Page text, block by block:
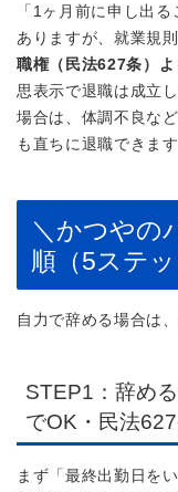
「1ヶ月前に申し出
ありますが、就業規
職権（民法627条）
思表示で退職は成立
場合は、体調不良な
も直ちに退職できま
＼かつやの
順（5ステ
自力で辞める場合は
STEP1：辞め
でOK・民法627
まず「最終出勤日を